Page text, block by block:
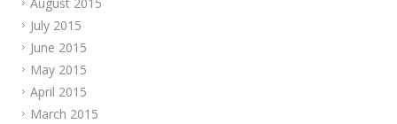
July 2015
June 2015
May 2015
April 2015
March 2015